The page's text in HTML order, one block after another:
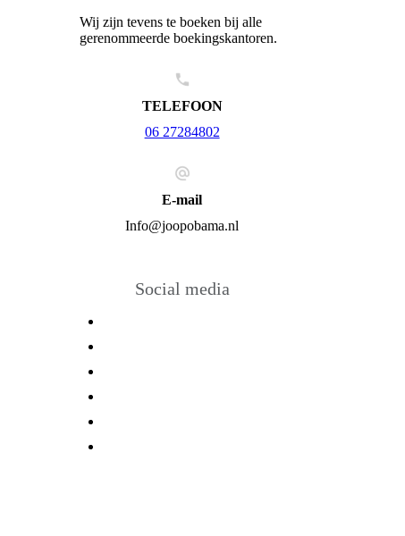
Wij zijn tevens te boeken bij alle
gerenommeerde boekingskantoren.
TELEFOON
06 27284802
E-mail
Info@joopobama.nl
Social media